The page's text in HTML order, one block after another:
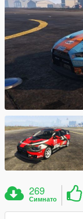
269
Симнато